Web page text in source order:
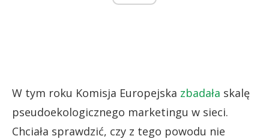
W tym roku Komisja Europejska zbadała skalę
pseudoekologicznego marketingu w sieci.
Chciała sprawdzić, czy z tego powodu nie